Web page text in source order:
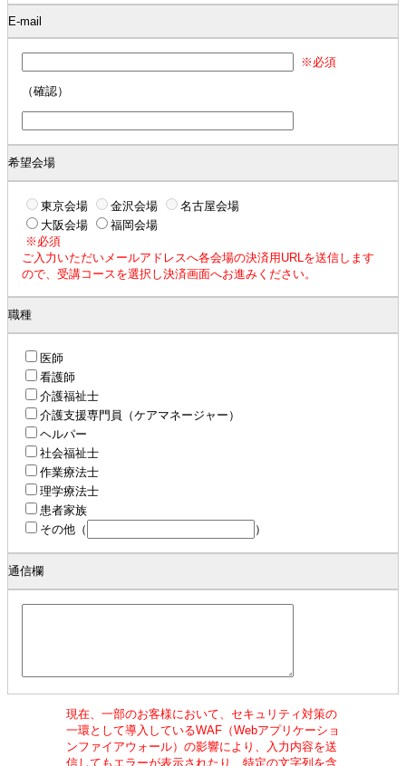
E-mail
※必須
（確認）
希望会場
東京会場 金沢会場
名古屋会場
大阪会場
福岡会場
※必須
ご入力いただいメールアドレスへ各会場の決済用URLを送信します
ので、受講コースを選択し決済画面へお進みください。
職種
医師
看護師
介護福祉士
介護支援専門員（ケアマネージャー）
ヘルパー
社会福祉士
作業療法士
理学療法士
患者家族
その他 （ ）
通信欄
現在、一部のお客様において、セキュリティ対策の
一環として導入しているWAF（Webアプリケーショ
ンファイアウォール）の影響により、入力内容を送
信してもエラーが表示されたり、特定の文字列を含